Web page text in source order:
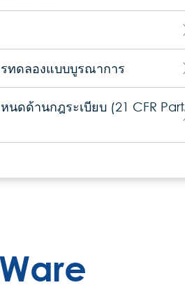
ทดลองแบบบูรณาการ
ดด้านกฎระเบียบ (21 CFR Part